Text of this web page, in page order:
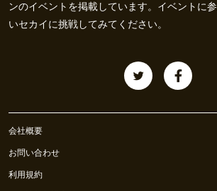
ンのイベントを掲載しています。イベントに
いセカイに挑戦してみてください。
会社概要
お問い合わせ
利用規約